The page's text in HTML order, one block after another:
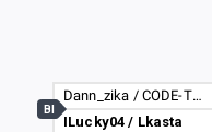
Dann_zika / CODE-TOPIC
ILucky04 / Lkasta
BI